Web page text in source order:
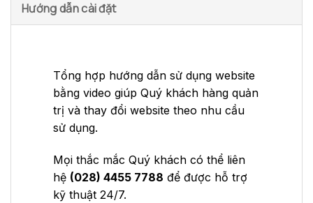
Hướng dẫn cài đặt
Tổng hợp hướng dẫn sử dụng website
bằng video giúp Quý khách hàng quản
trị và thay đổi website theo nhu cầu
sử dụng.
Mọi thắc mắc Quý khách có thể liên
hệ (028) 4455 7788 để được hỗ trợ
kỹ thuật 24/7.